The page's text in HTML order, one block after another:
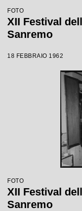
FOTO
XII Festival
Sanremo
18 FEBBRAIO 1962
FOTO
XII Festival
Sanremo